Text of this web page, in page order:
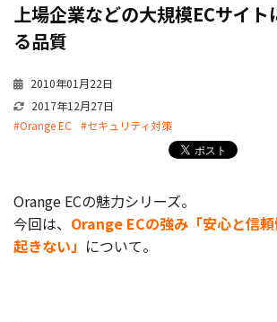
課題解決例
機能一覧
外部サービス連携
インフラ環境・サポート
特長
上場企業などの大規模ECサイト
る品質
2010年01月22日
2017年12月27日
#Orange EC #セキュリティ対策
Orange ECの魅力シリーズ。
今回は、 Orange ECの強み「安心と信
起きない」 について。